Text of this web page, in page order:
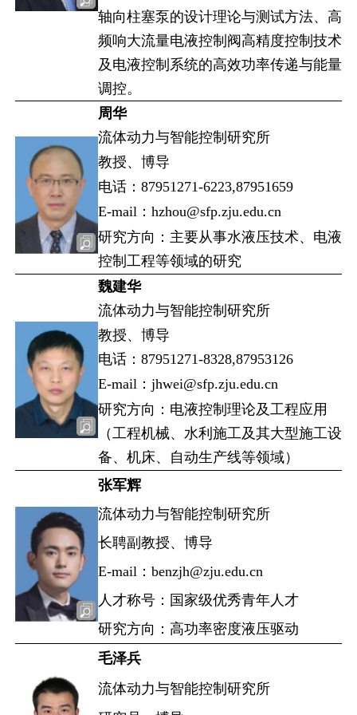
轴向柱塞泵的设计理论与测试方法、高
频响大流量电液控制阀高精度控制技术
及电液控制系统的高效功率传递与能量
调控。
周华
流体动力与智能控制研究所
教授、博导
电话：87951271-6223,87951659
E-mail：hzhou@sfp.zju.edu.cn
研究方向：主要从事水液压技术、电液
控制工程等领域的研究
魏建华
流体动力与智能控制研究所
教授、博导
电话：87951271-8328,87953126
E-mail：jhwei@sfp.zju.edu.cn
研究方向：电液控制理论及工程应用
（工程机械、水利施工及其大型施工设
备、机床、自动生产线等领域）
张军辉
流体动力与智能控制研究所
长聘副教授、博导
E-mail：benzjh@zju.edu.cn
人才称号：国家级优秀青年人才
研究方向：高功率密度液压驱动
毛泽兵
流体动力与智能控制研究所